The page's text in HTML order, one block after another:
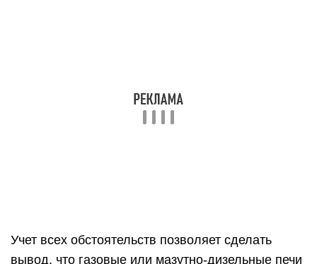
Учет всех обстоятельств позволяет сделать
вывод, что газовые или мазутно-дизельные печи